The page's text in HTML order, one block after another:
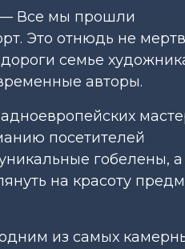
— Все мы прошли
Это отнюдь не
семье
авторы.
посетителей
гобелены,
на красоту
из самых